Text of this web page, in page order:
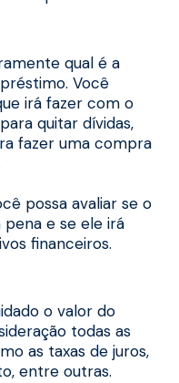
qual é a
Você
irá fazer com o
quitar dívidas,
fazer uma compra
possa avaliar se o
e se ele irá
financeiros.
o valor do
todas as
as taxas de juros,
entre outras.